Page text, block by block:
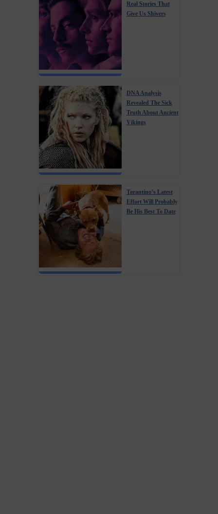
Real Stories That
Give Us Shivers
DNA Analysis
Revealed The Sick
Truth About Ancient
Vikings
Tarantino’s Latest
Effort Will Probably
Be His Best To Date